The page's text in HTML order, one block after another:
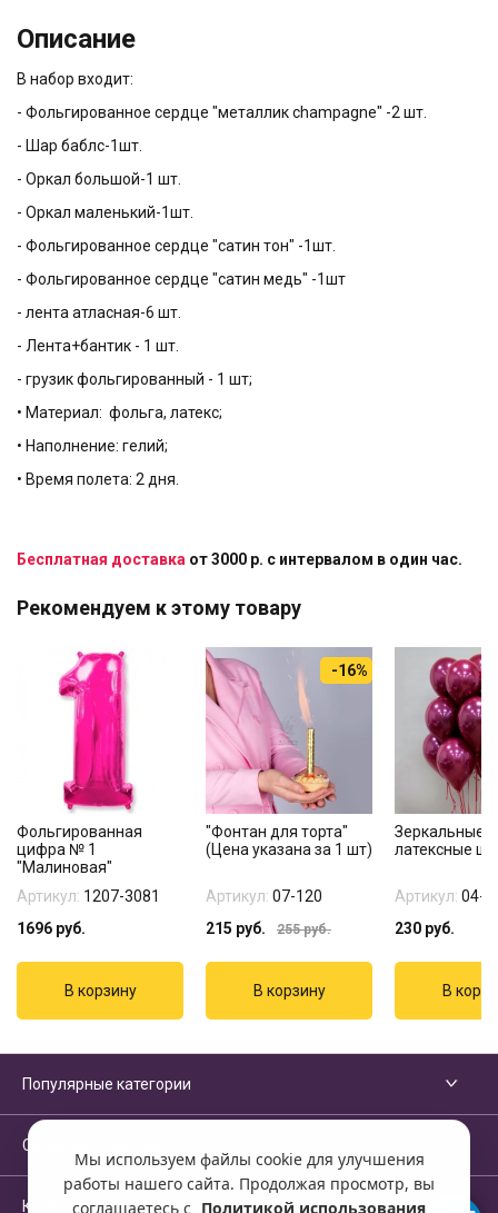
Мы используем файлы cookie для улучшения
работы нашего сайта. Продолжая просмотр, вы
соглашаетесь с Политикой использования
Описание
В набор входит:
- Фольгированное сердце "металлик champagne" -2 шт.
- Шар баблс-1шт.
- Оркал большой-1 шт.
- Оркал маленький-1шт.
- Фольгированное сердце "сатин тон" -1шт.
- Фольгированное сердце "сатин медь" -1шт
- лента атласная-6 шт.
- Лента+бантик - 1 шт.
- грузик фольгированный - 1 шт;
• Материал: фольга, латекс;
• Наполнение: гелий;
• Время полета: 2 дня.
Бесплатная доставка от 3000 р. с интервалом в один час.
Рекомендуем к этому товару
Фольгированная
цифра № 1
"Малиновая"
Артикул: 1207-3081
1696 руб.
-16%
"Фонтан для торта"
(Цена указана за 1 шт)
Артикул: 07-120
215 руб. 255руб.
Зеркальные
латексные
Артикул: 04-
230 руб.
Популярные категории
Сервисы и помощь
Компания